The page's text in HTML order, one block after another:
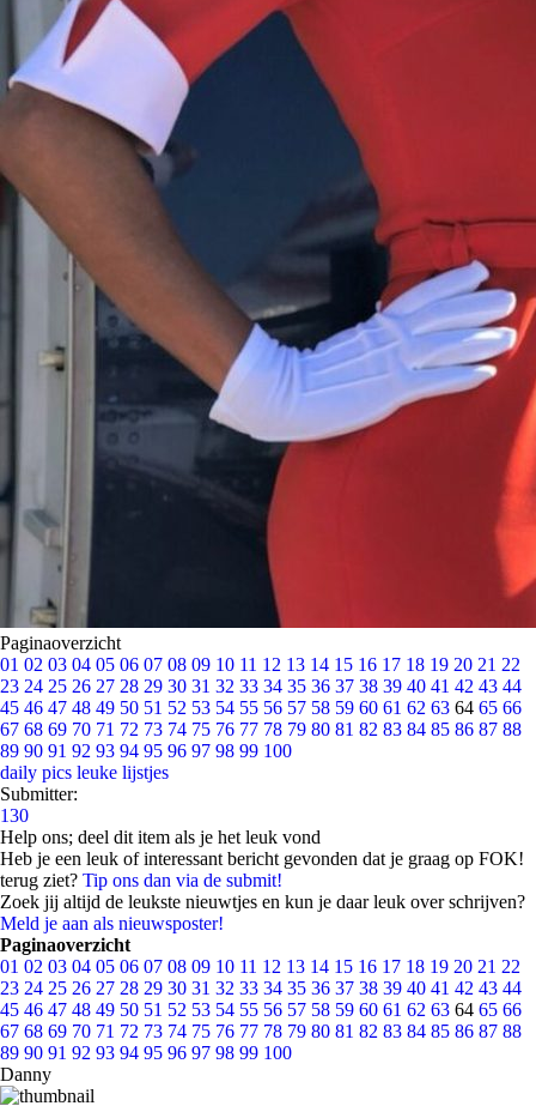
Paginaoverzicht
01 02 03 04 05 06 07 08 09 10 11 12 13 14 15 16 17 18 19 20 21 22
23 24 25 26 27 28 29 30 31 32 33 34 35 36 37 38 39 40 41 42 43 44
45 46 47 48 49 50 51 52 53 54 55 56 57 58 59 60 61 62 63 64 65 66
67 68 69 70 71 72 73 74 75 76 77 78 79 80 81 82 83 84 85 86 87 88
89 90 91 92 93 94 95 96 97 98 99 100
daily pics leuke lijstjes
Submitter:
130
Help ons; deel dit item als je het leuk vond
Heb je een leuk of interessant bericht gevonden dat je graag op FOK!
terug ziet? Tip ons dan via de submit!
Zoek jij altijd de leukste nieuwtjes en kun je daar leuk over schrijven?
Meld je aan als nieuwsposter!
Paginaoverzicht
01 02 03 04 05 06 07 08 09 10 11 12 13 14 15 16 17 18 19 20 21 22
23 24 25 26 27 28 29 30 31 32 33 34 35 36 37 38 39 40 41 42 43 44
45 46 47 48 49 50 51 52 53 54 55 56 57 58 59 60 61 62 63 64 65 66
67 68 69 70 71 72 73 74 75 76 77 78 79 80 81 82 83 84 85 86 87 88
89 90 91 92 93 94 95 96 97 98 99 100
Danny